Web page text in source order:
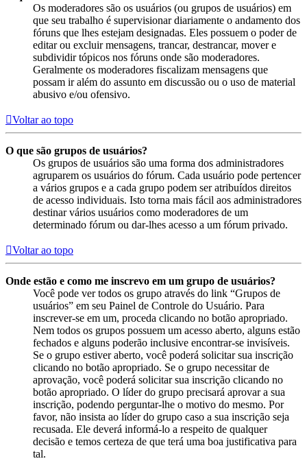
Os moderadores são os usuários (ou grupos de usuários) em
que seu trabalho é supervisionar diariamente o andamento dos
fóruns que lhes estejam designadas. Eles possuem o poder de
editar ou excluir mensagens, trancar, destrancar, mover e
subdividir tópicos nos fóruns onde são moderadores.
Geralmente os moderadores fiscalizam mensagens que
possam ir além do assunto em discussão ou o uso de material
abusivo e/ou ofensivo.
Voltar ao topo
O que são grupos de usuários?
Os grupos de usuários são uma forma dos administradores
agruparem os usuários do fórum. Cada usuário pode pertencer
a vários grupos e a cada grupo podem ser atribuídos direitos
de acesso individuais. Isto torna mais fácil aos administradores
destinar vários usuários como moderadores de um
determinado fórum ou dar-lhes acesso a um fórum privado.
Voltar ao topo
Onde estão e como me inscrevo em um grupo de usuários?
Você pode ver todos os grupo através do link “Grupos de
usuários” em seu Painel de Controle do Usuário. Para
inscrever-se em um, proceda clicando no botão apropriado.
Nem todos os grupos possuem um acesso aberto, alguns estão
fechados e alguns poderão inclusive encontrar-se invisíveis.
Se o grupo estiver aberto, você poderá solicitar sua inscrição
clicando no botão apropriado. Se o grupo necessitar de
aprovação, você poderá solicitar sua inscrição clicando no
botão apropriado. O líder do grupo precisará aprovar a sua
inscrição, podendo perguntar-lhe o motivo do mesmo. Por
favor, não insista ao líder do grupo caso a sua inscrição seja
recusada. Ele deverá informá-lo a respeito de qualquer
decisão e temos certeza de que terá uma boa justificativa para
tal.